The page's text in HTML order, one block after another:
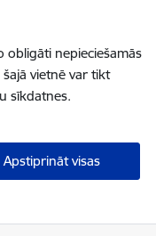
obligāti nepieciešamās
vietnē var tikt
sīkdatnes.
Apstiprināt visas